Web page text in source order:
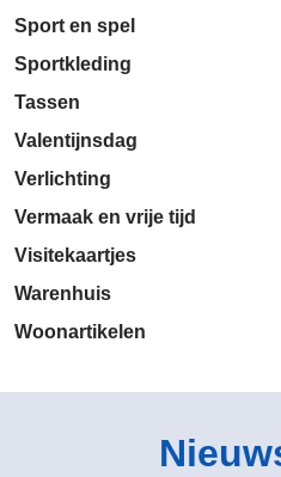
Sport en spel
Sportkleding
Tassen
Valentijnsdag
Verlichting
Vermaak en vrije tijd
Visitekaartjes
Warenhuis
Woonartikelen